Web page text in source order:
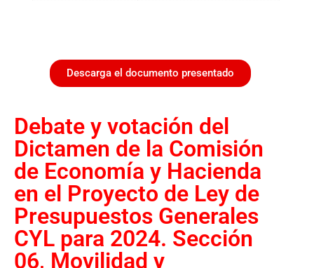
Debate y votación del
Dictamen de la Comisión
de Economía y Hacienda
en el Proyecto de Ley de
Presupuestos Generales
CYL para 2024. Sección
06, Movilidad y
Descarga el documento presentado